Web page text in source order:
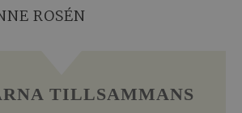
ROSÉN
TILLSAMMANS